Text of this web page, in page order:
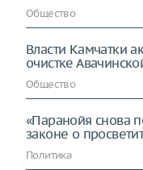
Общество
Власти Камчатки
очистке
Общество
«Паранойя снова
законе о
Политика